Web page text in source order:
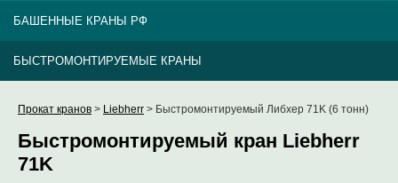
БАШЕННЫЕ КРАНЫ РФ
БЫСТРОМОНТИРУЕМЫЕ КРАНЫ
Прокат кранов > Liebherr > Быстромонтируемый Либхер 71K (6 тонн)
Быстромонтируемый кран Liebherr
71K